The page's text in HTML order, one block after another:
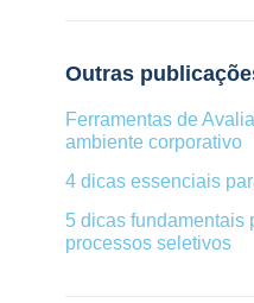
Outras
Ferramentas de
ambiente corporativo
4 dicas essenciais
5 dicas fundamentais
processos seletivos